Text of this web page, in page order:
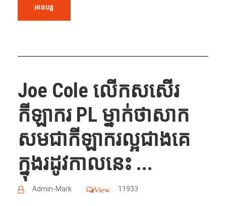
អានបន្ត
Joe Cole លើកសសើរ
កីឡាករ PL ម្នាក់ថាសាក
សមជាកីឡាករល្អជាងគេ
ក្នុងរដូវកាលនេះ ...
Admin-Mark View 11933